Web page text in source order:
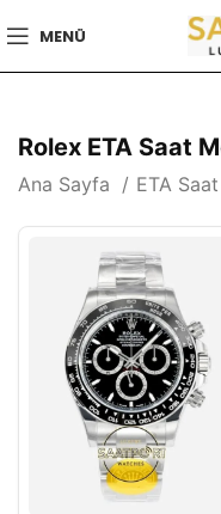
MENÜ
Rolex ETA Saat
Ana Sayfa ETA Saat